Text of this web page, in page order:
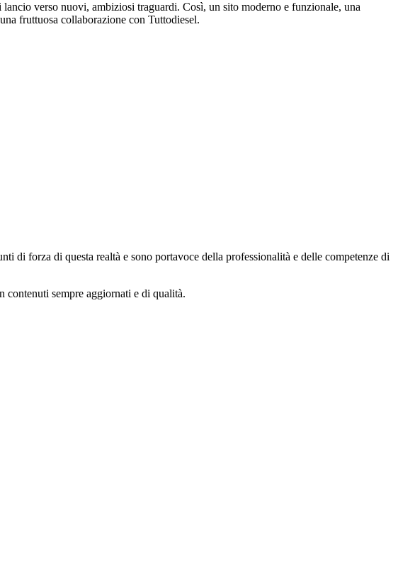
verso nuovi, ambiziosi traguardi. Così, un sito moderno e funzionale, una
fruttuosa collaborazione con Tuttodiesel.
di forza di questa realtà e sono portavoce della professionalità e delle competenze di
contenuti sempre aggiornati e di qualità.